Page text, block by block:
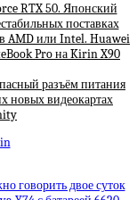
RTX 50. Японский
поставках
AMD или Intel. Huawei
Pro на Kirin X90
разъём питания
новых видеокартах
говорить двое суток